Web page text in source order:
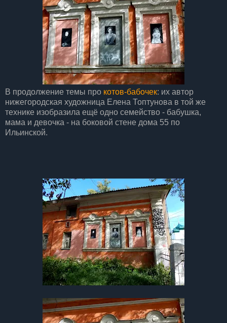
В продолжение темы про котов-бабочек: их автор
нижегородская художница Елена Топтунова в той же
технике изобразила ещё одно семейство - бабушка,
мама и девочка - на боковой стене дома 55 по
Ильинской.